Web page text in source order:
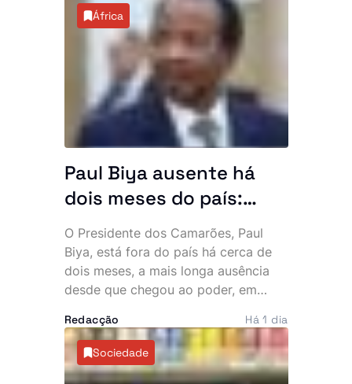
conhecido por “UTT de Matar”,
ocorreu a escassos metros de um
piquete da Polícia, facto que motivou
denúncias de alegada falta de
intervenção por parte de um agente.
África
Paul Biya ausente há
dois meses do país:
Presidente mais velho
do mundo desaparece
da cena pública e
oposição exige
explicações
O Presidente dos Camarões, Paul
Biya, está fora do país há cerca de
dois meses, a mais longa ausência
desde que chegou ao poder, em
Europa intensificou as críticas da
oposição e voltou a alimentar
especulações sobre o estado de
Redacção Há 1 dia
Sociedade